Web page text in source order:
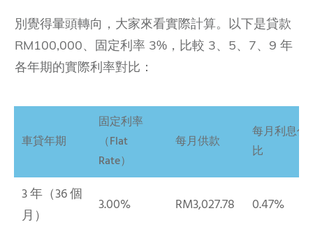
別覺得暈頭轉向，大家來看實際計算。以下是貸款
RM100,000、固定利率 3%，比較 3、5、7、9 年
各年期的實際利率對比：
車貸年期
固定利率
（Flat
Rate）
每月供款
每月利息佔
比
3 年（36 個
月）
3.00% RM3,027.78 0.47%